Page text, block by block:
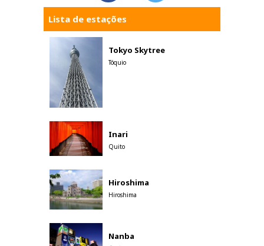
Lista de estações
Tokyo Skytree
Tóquio
Inari
Quito
Hiroshima
Hiroshima
Nanba